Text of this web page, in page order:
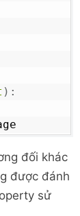
) :
đối khác
được đánh
sử